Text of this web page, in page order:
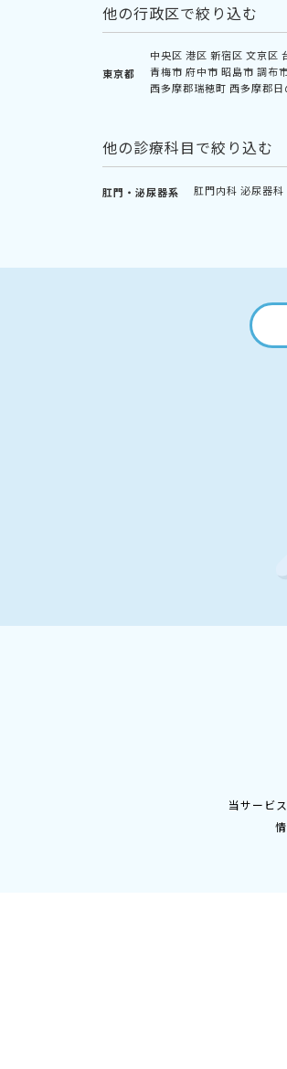
他の行政区で絞り込む
東京都
中央区 港区 新宿区 文京区
青梅市 府中市 昭島市 調布
西多摩郡瑞穂町 西多摩郡
他の診療科目で絞り込む
肛門・泌尿器系 肛門内科 泌尿器科
当サービ